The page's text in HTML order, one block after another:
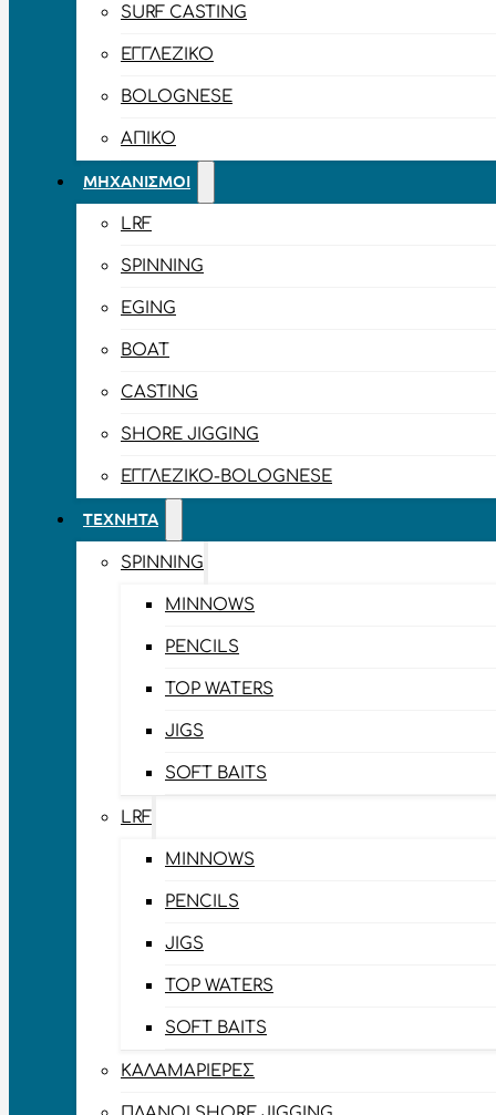
SURF CASTING
ΕΓΓΛΈΖΙΚΟ
BOLOGNESE
ΑΠΊΚΟ
ΜΗΧΑΝΙΣΜΟΊ
LRF
SPINNING
EGING
BOAT
CASTING
SHORE JIGGING
ΕΓΓΛΈΖΙΚΟ-BOLOGNESE
ΤΕΧΝΗΤΆ
SPINNING
MINNOWS
PENCILS
TOP WATERS
JIGS
SOFT BAITS
LRF
MINNOWS
PENCILS
JIGS
TOP WATERS
SOFT BAITS
ΚΑΛΑΜΑΡΙΈΡΕΣ